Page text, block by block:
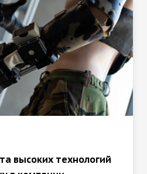
высоких технологий